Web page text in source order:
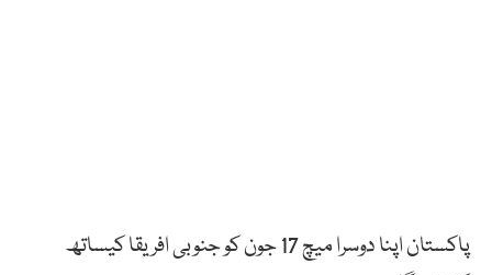
پاکستان اپنا دوسرا میچ 17 جون کو جنوبی افریقا کیساتھ